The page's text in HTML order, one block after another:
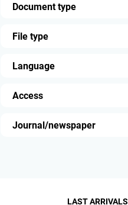
Document type
File type
Language
Access
Journal/newspaper
LAST ARRIVALS